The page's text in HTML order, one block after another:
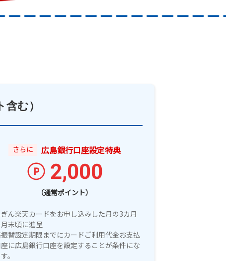
含む）
さらに 広島銀行口座設定特典
2,000
（通常ポイント）
ん楽天カードをお申し込みした月の3カ月
末頃に進呈
替設定期限までにカードご利用代金お支払
座に広島銀行口座を設定することが条件にな
。